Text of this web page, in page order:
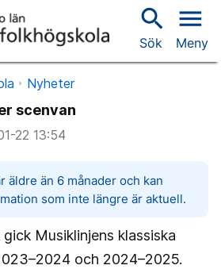
search
Sök
menu
Meny
Nyheter
scenvan
22 13:54
äldre än 6 månader och kan
som inte längre är aktuell.
Musiklinjens klassiska
och 2024–2025.